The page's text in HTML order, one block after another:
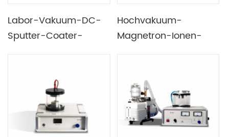
Labor-Vakuum-DC-
Sputter-Coater-
Sputterstrom von 0–
Hochvakuum-
Magnetron-Ionen-
für die REM-
Probenvorbereitung